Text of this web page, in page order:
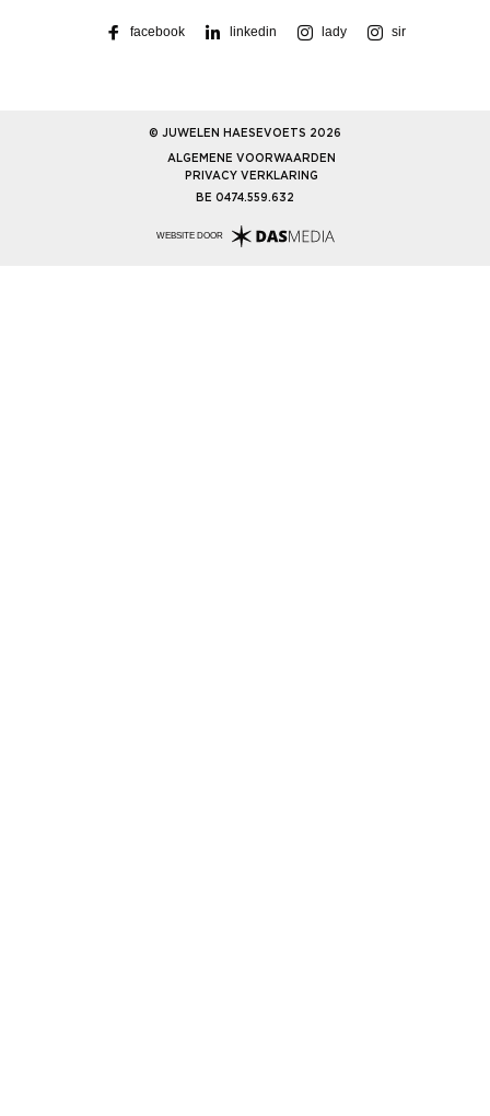
facebook linkedin lady sir
© JUWELEN HAESEVOETS 2026
ALGEMENE VOORWAARDEN
PRIVACY VERKLARING
BE 0474.559.632
WEBSITE DOOR